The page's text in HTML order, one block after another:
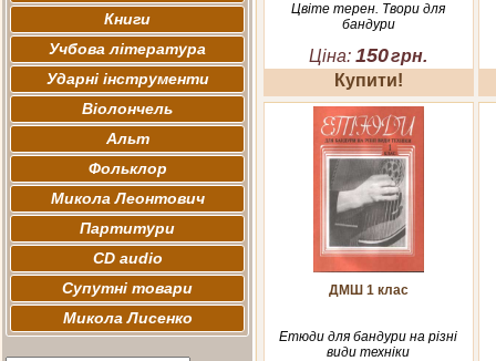
Книги
Учбова література
Ударні інструменти
Віолончель
Альт
Фольклор
Микола Леонтович
Партитури
CD audio
Супутні товари
Микола Лисенко
Цвіте терен. Твори для
бандури
Ціна: 150грн.
Купити!
ДМШ 1 клас
Етюди для бандури на різні
види техніки